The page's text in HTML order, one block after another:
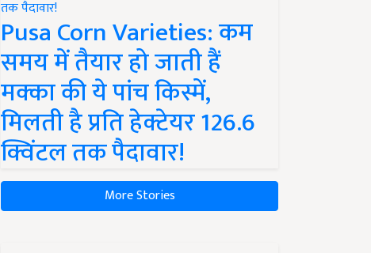
Pusa Corn Varieties: कम
समय में तैयार हो जाती हैं
मक्का की ये पांच किस्में,
मिलती है प्रति हेक्टेयर 126.6
क्विंटल तक पैदावार!
More Stories